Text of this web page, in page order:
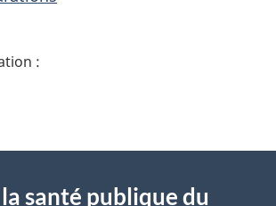
santé publique du